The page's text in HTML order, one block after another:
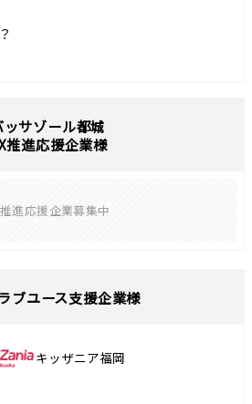
ッサゾール都城
推進応援企業様
進応援企業募集中
ブユース支援企業様
キッザニア福岡